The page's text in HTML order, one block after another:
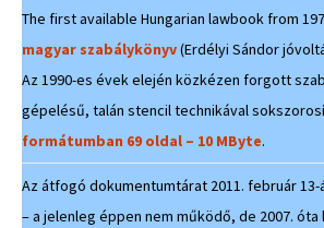
The first available Hungarian lawbook from
magyar szabálykönyv(Erdélyi Sándor
Az 1990-es évek elején közkézen forgott
gépelésű, talán stencil technikával
formátumban 69 oldal – 10 MByte.
Az átfogó dokumentumtárat 2011. február
– a jelenleg éppen nem működő, de 2007.